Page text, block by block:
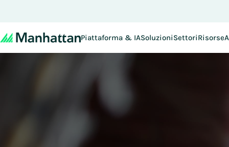
Piattaforma & IASoluzioniSettoriRisorse